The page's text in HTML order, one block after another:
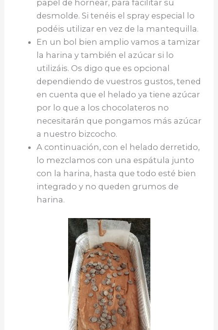
papel de hornear, para facilitar su
desmolde. Si tenéis el spray especial lo
podéis utilizar en vez de la mantequilla.
En un bol bien amplio vamos a tamizar
la harina y también el azúcar si lo
utilizáis. Os digo que es opcional
dependiendo de vuestros gustos, tened
en cuenta que el helado ya tiene azúcar
por lo que a los chocolateros no
necesitarán que pongamos más azúcar
a nuestro bizcocho.
A continuación, con el helado derretido,
lo mezclamos con una espátula junto
con la harina, hasta que todo esté bien
integrado y no queden grumos de
harina.